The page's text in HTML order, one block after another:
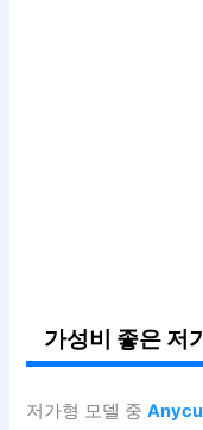
가성비 좋은 저
저가형 모델 중